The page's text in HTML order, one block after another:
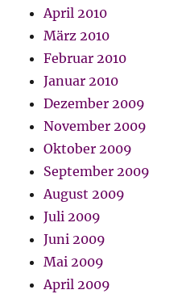
April 2010
März 2010
Februar 2010
Januar 2010
Dezember 2009
November 2009
Oktober 2009
September 2009
August 2009
Juli 2009
Juni 2009
Mai 2009
April 2009